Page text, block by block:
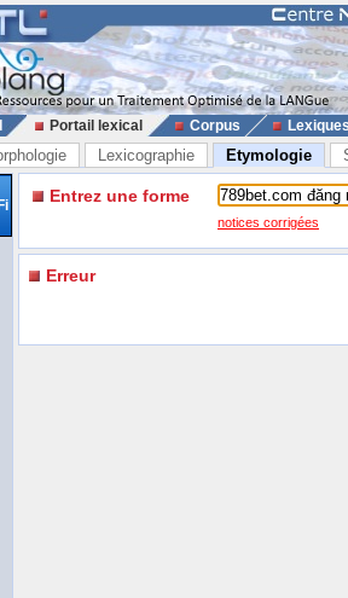
Portail lexical Corpus
Lexicographie Etymologie
Entrez une forme
notices corrigées
Erreur